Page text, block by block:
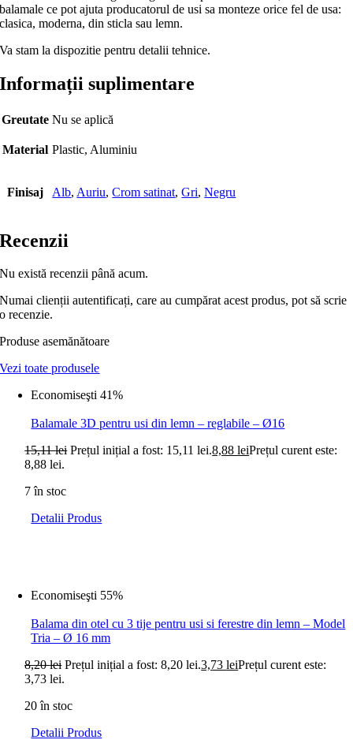
balamale ce pot ajuta producatorul de usi sa monteze orice fel de usa:
clasica, moderna, din sticla sau lemn.
Va stam la dispozitie pentru detalii tehnice.
Informații suplimentare
Greutate Nu se aplică
Material Plastic, Aluminiu
Finisaj Alb, Auriu,Crom satinat,Gri,Negru
Recenzii
Nu există recenzii până acum.
Numai clienții autentificați, care au cumpărat acest produs, pot să scrie
o recenzie.
Produse asemănătoare
Vezi toate produsele
Economiseşti 41%
Balamale 3D pentru usi din lemn – reglabile – Ø16
15,11lei Prețul inițial a fost: 15,11 lei.8,88leiPrețul curent este:
8,88 lei.
7 în stoc
Detalii Produs
Economiseşti 55%
Balama din otel cu 3 tije pentru usi si ferestre din lemn – Model
Tria – Ø 16 mm
8,20lei Prețul inițial a fost: 8,20 lei.3,73leiPrețul curent este:
3,73 lei.
20 în stoc
Detalii Produs